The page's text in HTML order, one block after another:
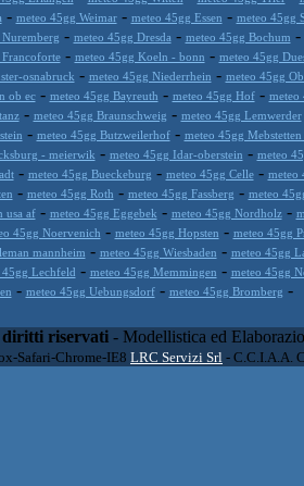
- meteo 45gg Weimar- meteo 45gg Essen - meteo 45gg
- meteo 45gg Dresda - meteo 45gg Bochum -
- meteo 45gg Koeln - bonn - meteo 45gg
osnabruck - meteo 45gg Niederrhein - meteo 45gg
ob ec- meteo 45gg Bayreuth - meteo 45gg Hof- meteo
- meteo 45gg Braunschweig - meteo 45gg Lemwerder
- meteo 45gg Butzweilerhof- meteo 45gg
- meierwik - meteo 45gg Idar-oberstein - meteo
- meteo 45gg Bueckeburg - meteo 45gg Celle- meteo
- meteo 45gg Roth - meteo 45gg Fassberg - meteo
usa af- meteo 45gg Eggebek - meteo 45gg Nordholz -
45gg Noervenich - meteo 45gg Hopsten - meteo 45gg
mannheim - meteo 45gg Wiesbaden - meteo 45gg
45gg Lechfeld - meteo 45gg Memmingen - meteo 45gg
- meteo 45gg Uebungsdorf- meteo 45gg Bromberg -
diritti riservati - Modellistica ed
Safari-Chrome-IE8 LRC Servizi Srl - C.C.I.A.A.